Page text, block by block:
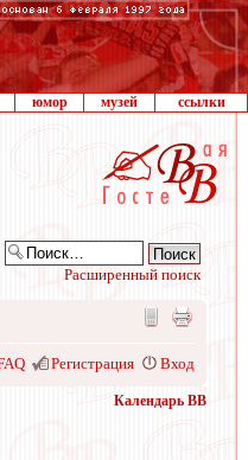
юмор музей ссылки
Расширенный поиск
Регистрация Вход
Календарь ВВ